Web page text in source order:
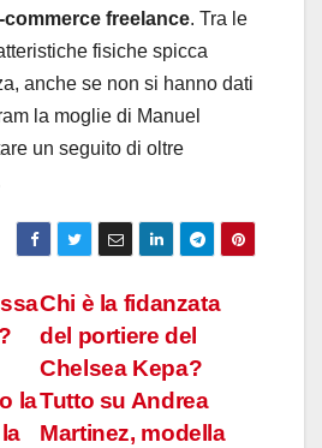
commerce freelance. Tra le
fisiche spicca
anche se non si hanno dati
la moglie di Manuel
un seguito di oltre
Chi è la fidanzata
del portiere del
Chelsea Kepa?
Tutto su Andrea
Martinez, modella
la